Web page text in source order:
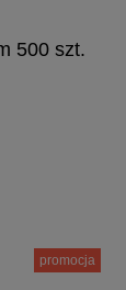
500 szt.
promocja